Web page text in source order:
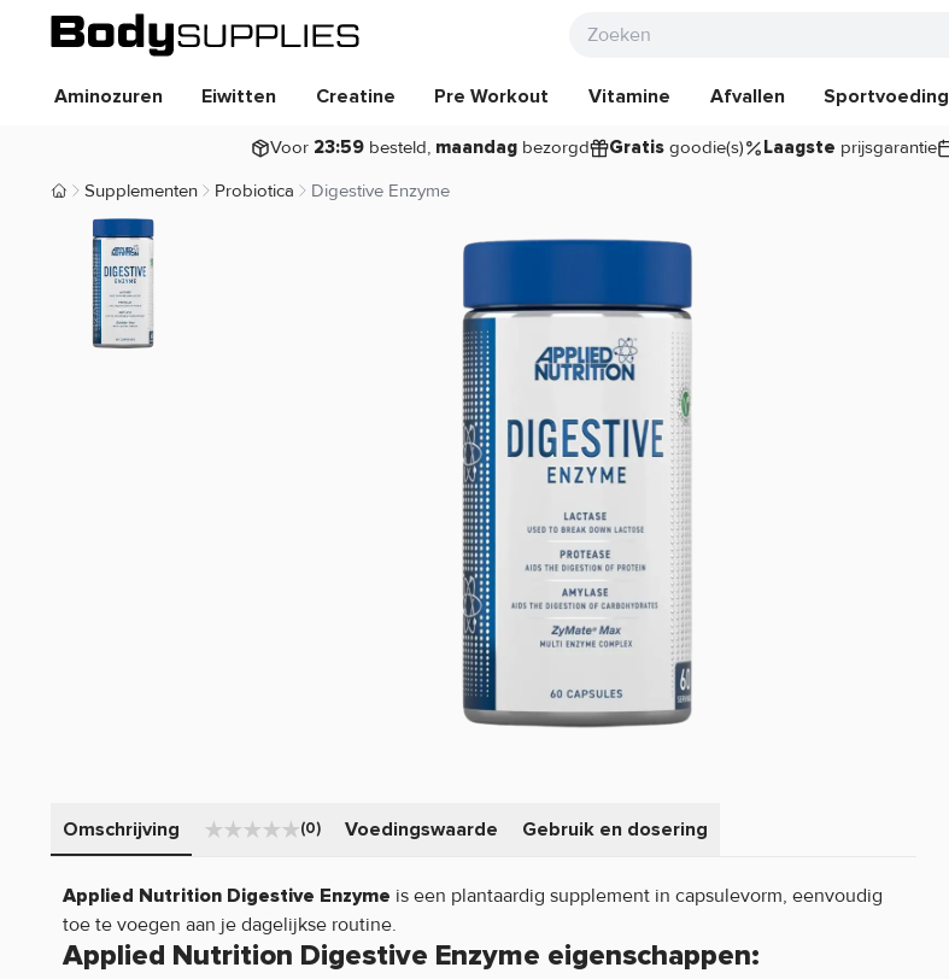
Aminozuren Eiwitten Creatine Pre Workout Vitamine Afvallen Sportvoeding
Voor 23:59 besteld, maandag bezorgd Gratis goodie(s) Laagste prijsgarantie
Body Supplies | Sportvoeding en Supplementen
Supplementen Probiotica Digestive Enzyme
Omschrijving (0) Voedingswaarde Gebruik en dosering
Applied Nutrition Digestive Enzyme is een plantaardig supplement in capsulevorm, eenvoudig
toe te voegen aan je dagelijkse routine.
Applied Nutrition Digestive Enzyme eigenschappen: